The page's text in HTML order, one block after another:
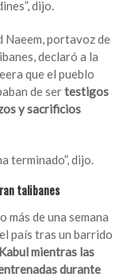
dijo.
Naeem, portavoz de
declaró a la
que el pueblo
de sertestigos
y sacrificios
terminado”, dijo.
talibanes
de una semana
país tras un barrido
Kabul mientras las
durante